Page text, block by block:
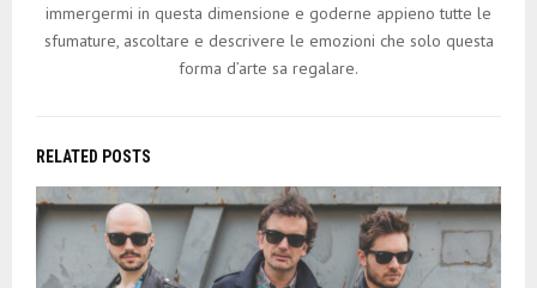
immergermi in questa dimensione e goderne appieno tutte le
sfumature, ascoltare e descrivere le emozioni che solo questa
forma d’arte sa regalare.
RELATED POSTS